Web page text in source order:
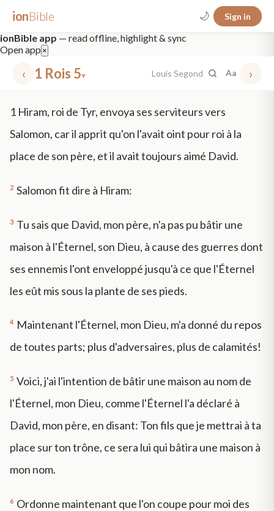
ionBible 🌙 Sign in
ionBible app — read offline, highlight & sync
Open app ×
‹ 1 Rois 5▾ Louis Segond Aa ›
nt faith "peace that passeth" grace -law
1 Hiram, roi de Tyr, envoya ses serviteurs vers
Salomon, car il apprit qu'on l'avait oint pour roi à la
place de son père, et il avait toujours aimé David.
2 Salomon fit dire à Hiram:
3 Tu sais que David, mon père, n'a pas pu bâtir une
maison à l'Éternel, son Dieu, à cause des guerres dont
ses ennemis l'ont enveloppé jusqu'à ce que l'Éternel
les eût mis sous la plante de ses pieds.
4 Maintenant l'Éternel, mon Dieu, m'a donné du repos
de toutes parts; plus d'adversaires, plus de calamités!
5 Voici, j'ai l'intention de bâtir une maison au nom de
l'Éternel, mon Dieu, comme l'Éternel l'a déclaré à
David, mon père, en disant: Ton fils que je mettrai à ta
place sur ton trône, ce sera lui qui bâtira une maison à
mon nom.
6 Ordonne maintenant que l'on coupe pour moi des